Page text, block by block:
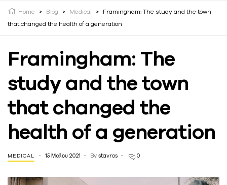
Home > Blog > Medical >
Framingham: The study and the town
that changed the health of a generation
Framingham: The
study and the town
that changed the
health of a generation
MEDICAL 15 Μαΐου 2021 By stavros 0